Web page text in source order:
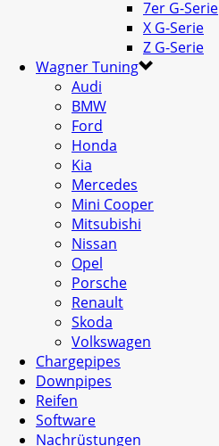
7er G-Serie
X G-Serie
Z G-Serie
Wagner Tuning
Audi
BMW
Ford
Honda
Kia
Mercedes
Mini Cooper
Mitsubishi
Nissan
Opel
Porsche
Renault
Skoda
Volkswagen
Chargepipes
Downpipes
Reifen
Software
Nachrüstungen